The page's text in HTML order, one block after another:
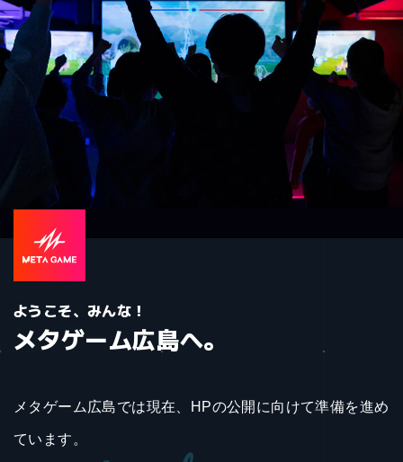
ようこそ、みんな！
メタゲーム広島へ。
メタゲーム広島では現在、HPの公開に向けて準備を進め
ています。